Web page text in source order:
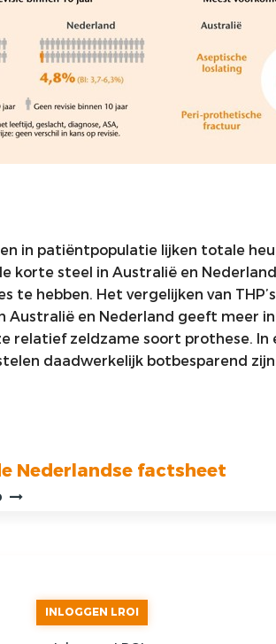
in patiëntpopulatie lijken totale
korte steel in Australië en
te hebben. Het vergelijken van
Australië en Nederland geeft meer
relatief zeldzame soort prothese. In
daadwerkelijk botbesparend
Nederlandse factsheet
INLOGGEN LROI